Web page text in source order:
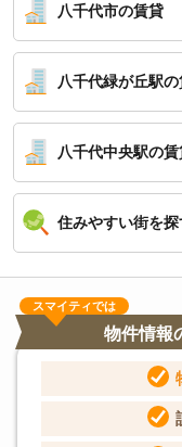
八千代市の賃貸
八千代緑が丘駅
八千代中央駅の賃
住みやすい街を探
スマイティでは
物件情報